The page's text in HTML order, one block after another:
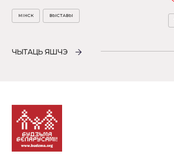
МІНСК ВЫСТАВЫ
ЧЫТАЦЬ ЯШЧЭ